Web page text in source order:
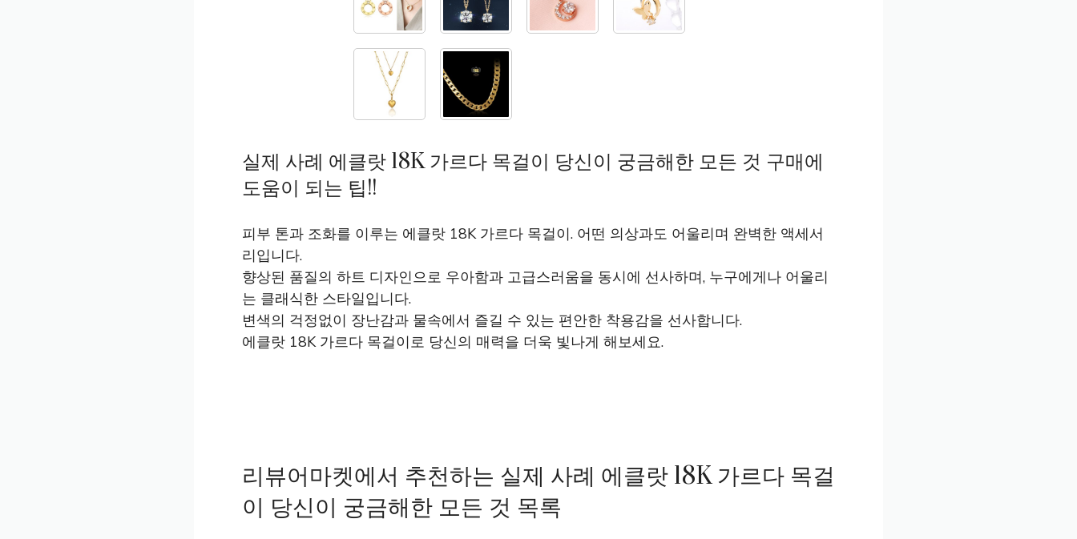
실제 사례 에클랏 18K 가르다 목걸이 당신이 궁금해한 모든 것 구매에
도움이 되는 팁!!
피부 톤과 조화를 이루는 에클랏 18K 가르다 목걸이. 어떤 의상과도 어울리며 완벽한 액세서
리입니다.
향상된 품질의 하트 디자인으로 우아함과 고급스러움을 동시에 선사하며, 누구에게나 어울리
는 클래식한 스타일입니다.
변색의 걱정없이 장난감과 물속에서 즐길 수 있는 편안한 착용감을 선사합니다.
에클랏 18K 가르다 목걸이로 당신의 매력을 더욱 빛나게 해보세요.
리뷰어마켓에서 추천하는 실제 사례 에클랏 18K 가르다 목걸
이 당신이 궁금해한 모든 것 목록